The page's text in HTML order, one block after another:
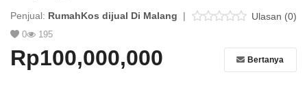
Home
Wishlist
Penjual: RumahKos dijual Di Malang | Ulasan (0)
0 195
Rp100,000,000 Bertanya